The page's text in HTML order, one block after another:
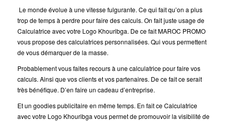
Le monde évolue à une vitesse fulgurante. Ce qui fait qu’on a plus
trop de temps à perdre pour faire des calculs. On fait juste usage de
Calculatrice avec votre Logo Khouribga. De ce fait MAROC PROMO
vous propose des calculatrices personnalisées. Qui vous permettent
de vous démarquer de la masse.
Probablement vous faites recours à une calculatrice pour faire vos
calculs. Ainsi que vos clients et vos partenaires. De ce fait ce serait
très bénéfique. D’en faire un cadeau d’entreprise.
Et un goodies publicitaire en même temps. En fait ce Calculatrice
avec votre Logo Khouribga vous permet de promouvoir la visibilité de